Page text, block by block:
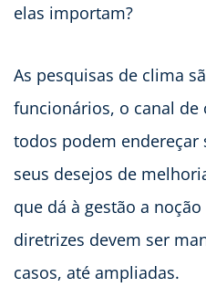
elas importam?
As pesquisas de clima
funcionários, o canal de
todos podem endereçar
seus desejos de
que dá à gestão a
diretrizes devem ser
casos, até ampliadas.